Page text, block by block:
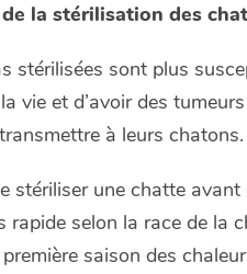
la stérilisation des
stérilisées sont plus
vie et d’avoir des
à leurs chatons.
stériliser une chatte avant
selon la race de la
saison des